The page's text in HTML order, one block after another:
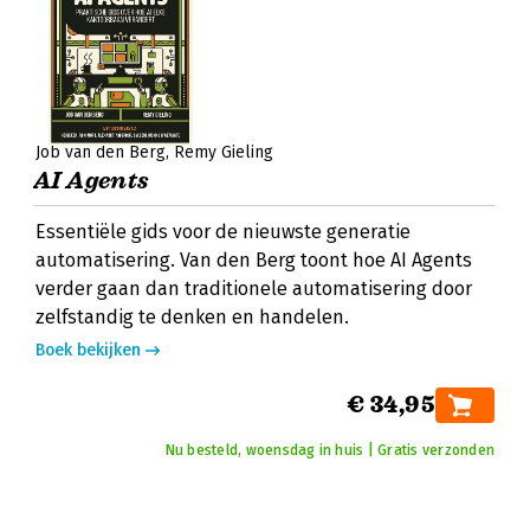
Job van den Berg Remy Gieling
AI Agents
Essentiële gids voor de nieuwste generatie
automatisering. Van den Berg toont hoe AI Agents
verder gaan dan traditionele automatisering door
zelfstandig te denken en handelen.
Boek bekijken
€ 34,95
Nu besteld, woensdag in huis | Gratis verzonden